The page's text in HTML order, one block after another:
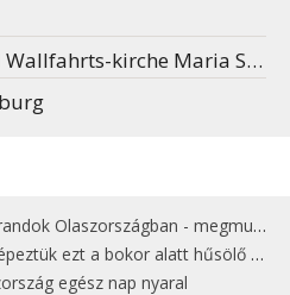
kirche Maria Saal
- megmutatjuk a 15 legjobbat
a bokor alatt hűsölő cicát Kisorosziban
egész nap nyaral